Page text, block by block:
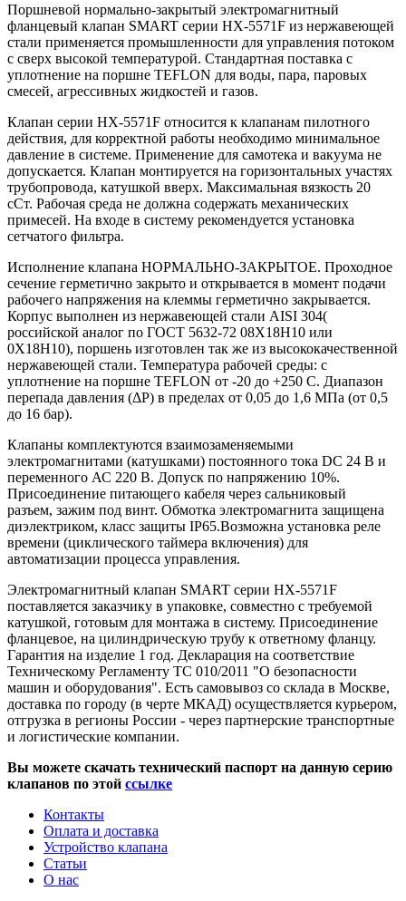
Поршневой нормально-закрытый электромагнитный
фланцевый клапан SMART серии HX-5571F из нержавеющей
стали применяется промышленности для управления потоком
c сверх высокой температурой. Стандартная поставка с
уплотнение на поршне TEFLON для воды, пара, паровых
смесей, агрессивных жидкостей и газов.
Клапан серии HX-5571F относится к клапанам пилотного
действия, для корректной работы необходимо минимальное
давление в системе. Применение для самотека и вакуума не
допускается. Клапан монтируется на горизонтальных участях
трубопровода, катушкой вверх. Максимальная вязкость 20
сСт. Рабочая среда не должна содержать механических
примесей. На входе в систему рекомендуется установка
сетчатого фильтра.
Исполнение клапана НОРМАЛЬНО-ЗАКРЫТОЕ. Проходное
сечение герметично закрыто и открывается в момент подачи
рабочего напряжения на клеммы герметично закрывается.
Корпус выполнен из нержавеющей стали AISI 304(
российской аналог по ГОСТ 5632-72 08Х18Н10 или
0Х18Н10), поршень изготовлен так же из высококачественной
нержавеющей стали. Температура рабочей среды: с
уплотнение на поршне TEFLON от -20 до +250 С. Диапазон
перепада давления (ΔP) в пределах от 0,05 до 1,6 МПа (от 0,5
до 16 бар).
Клапаны комплектуются взаимозаменяемыми
электромагнитами (катушками) постоянного тока DC 24 В и
переменного АС 220 В. Допуск по напряжению 10%.
Присоединение питающего кабеля через сальниковый
разъем, зажим под винт. Обмотка электромагнита защищена
диэлектриком, класс защиты IP65.Возможна установка реле
времени (циклического таймера включения) для
автоматизации процесса управления.
Электромагнитный клапан SMART серии HX-5571F
поставляется заказчику в упаковке, совместно с требуемой
катушкой, готовым для монтажа в систему. Присоединение
фланцевое, на цилиндрическую трубу к ответному фланцу.
Гарантия на изделие 1 год. Декларация на соответствие
Техническому Регламенту ТС 010/2011 "О безопасности
машин и оборудования". Есть самовывоз со склада в Москве,
доставка по городу (в черте МКАД) осуществляется курьером,
отгрузка в регионы России - через партнерские транспортные
и логистические компании.
Вы можете скачать технический паспорт на данную серию
клапанов по этой ссылке
Контакты
Оплата и доставка
Устройство клапана
Статьи
О нас